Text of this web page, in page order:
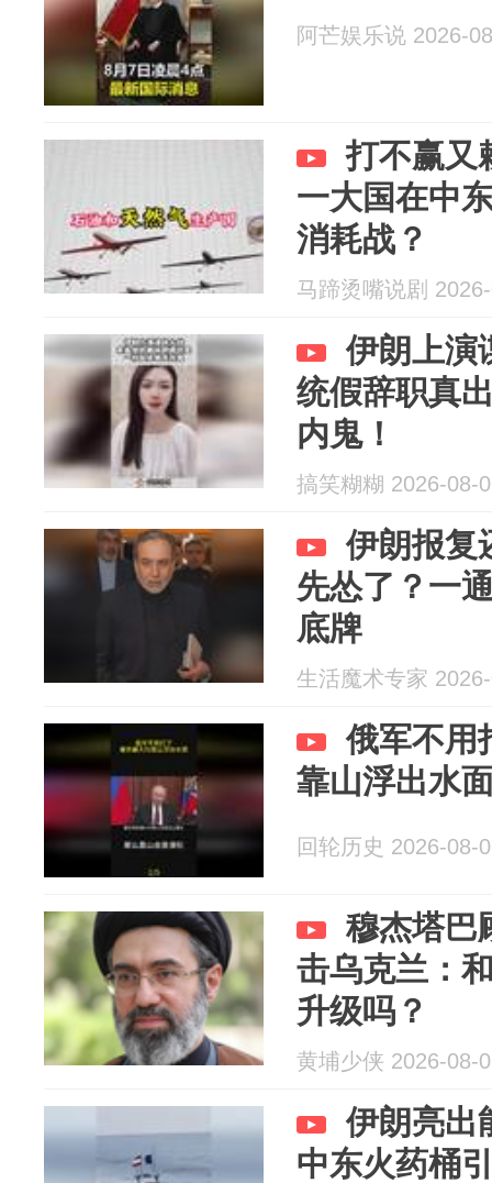
阿芒娱乐说 2026-
打不赢又
一大国在中
消耗战？
马蹄烫嘴说剧
伊朗上演
统假辞职真
内鬼！
搞笑糊糊 2026-08-
伊朗报复
先怂了？一
底牌
生活魔术专家
俄军不用
靠山浮出水
回轮历史 2026-08-
穆杰塔巴
击乌克兰：
升级吗？
黄埔少侠 2026-08-
伊朗亮出
中东火药桶